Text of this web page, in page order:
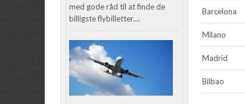
Barcelona
Milano
Madrid
Bilbao
med gode råd til at finde de
billigste flybilletter....